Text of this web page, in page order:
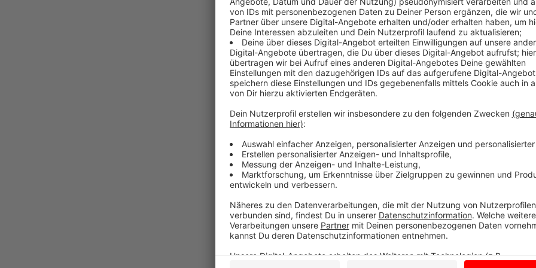
Jogi Löw ist der schönste Bundestrainer aller
werden und noch dreimal hin und zurück. Quasi im
"Fashion's -Eleven" geformt.
Selbstverständlich immer dabei: Sein Handy, mit
Anzeige
Jogis Sprachnachricht "Klinsi is back"